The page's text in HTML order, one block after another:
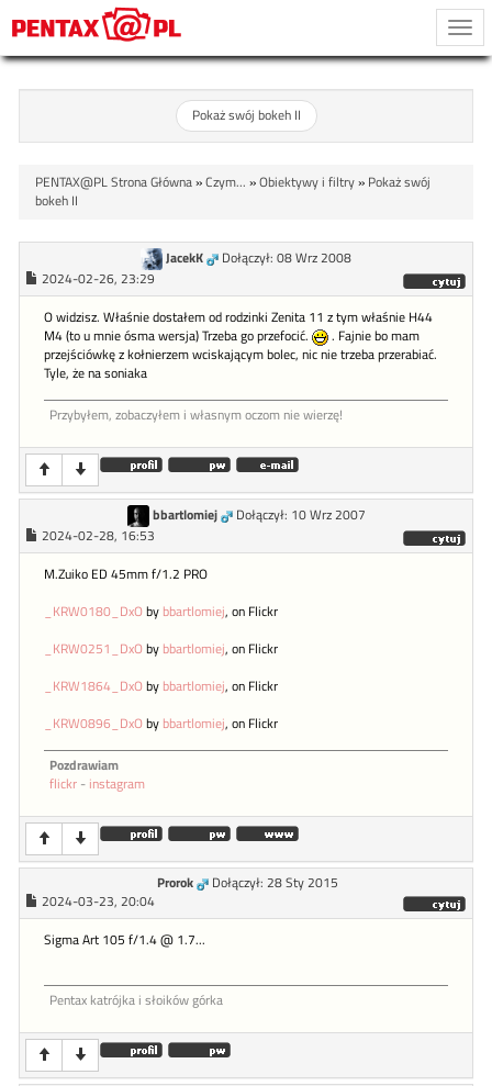
Pokaż swój bokeh II
PENTAX@PL Strona Główna»Czym... »Obiektywy i filtry» Pokaż swój
bokeh II
JacekK
Dołączył: 08 Wrz 2008
2024-02-26, 23:29
O widzisz. Właśnie dostałem od rodzinki Zenita 11 z tym właśnie H44
M4 (to u mnie ósma wersja) Trzeba go przefocić.
. Fajnie bo mam
przejściówkę z kołnierzem wciskającym bolec, nic nie trzeba przerabiać.
Tyle, że na soniaka
Przybyłem, zobaczyłem i własnym oczom nie wierzę!
bbartlomiej
Dołączył: 10 Wrz 2007
2024-02-28, 16:53
M.Zuiko ED 45mm f/1.2 PRO
_KRW0180_DxOby bbartlomiej, on Flickr
_KRW0251_DxOby bbartlomiej, on Flickr
_KRW1864_DxOby bbartlomiej, on Flickr
_KRW0896_DxOby bbartlomiej, on Flickr
Pozdrawiam
flickr - instagram
Prorok
Dołączył: 28 Sty 2015
2024-03-23, 20:04
Sigma Art 105 f/1.4 @ 1.7...
Pentax katrójka i słoików górka